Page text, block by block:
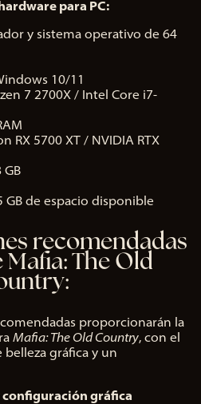
para PC:
y sistema operativo de 64
10/11
7 2700X / Intel Core i7-
RX 5700 XT / NVIDIA RTX
de espacio disponible
recomendadas
Mafia: The Old
proporcionarán la
Mafia: The Old Country, con el
gráfica y un
configuración gráfica